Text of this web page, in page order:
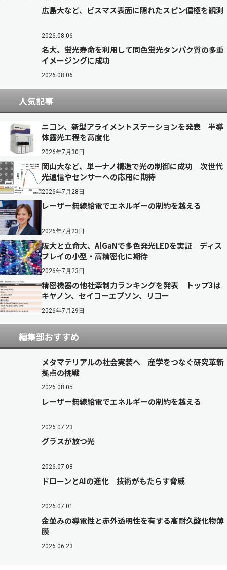
広島大など、ビスマス表面に隠れたスピン偏極を観測
2026.08.06
名大、蛍光寿命を利用して同色蛍光タンパク質の多重
イメージングに成功
2026.08.06
人気記事
ニコン、新型アライメントステーションを発表 半導
体露光工程を高度化
2026年7月30日
岡山大など、単一ナノ構造で光の制御に成功 次世代
光通信やセンサーへの応用に期待
2026年7月28日
レーザー無線給電でエネルギーの制約を越える
2026年7月23日
阪大と立命大、AlGaNで多色発光LEDを実証 ディス
プレイの小型・高精密化に期待
2026年7月23日
精密機器の他社牽制力ランキングを発表 トップ3は
キヤノン、セイコーエプソン、リコー
2026年7月29日
編集部おすすめ
メタマテリアルの社会実装へ 産学をつなぐ研究革新
拠点の挑戦
2026.08.05
レーザー無線給電でエネルギーの制約を越える
2026.07.23
グラスが放つ光
2026.07.08
ドローンとAIの進化 技術がもたらす脅威
2026.07.01
金並みの導電性と赤外透明性を有する高耐久酸化物薄
膜
2026.06.23